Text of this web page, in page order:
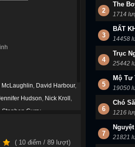
McLaughlin, David Harbour,
Hudson, Nick Kroll ,
Stephen Curry,
( 10điểm / 89lượt)
2
The
1714
3
BẤT
14458
4
Trục
25442
5
Mộ Tư
19050
6
Chó
1216
7 21821